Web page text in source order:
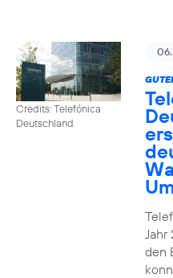
Credits: Telefónica
Deutschland
Jahr
den